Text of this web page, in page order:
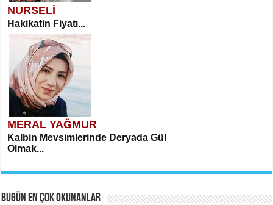
NURSELİ
Hakikatin Fiyatı...
MERAL YAĞMUR
Kalbin Mevsimlerinde Deryada Gül
Olmak...
BUGÜN EN ÇOK OKUNANLAR